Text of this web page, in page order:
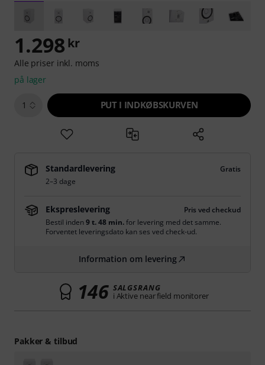
1.298 kr
Alle priser inkl. moms
på lager
1 PUT I INDKØBSKURVEN
Standardlevering
Gratis
2–3 dage
Ekspreslevering
Pris ved checkud
Bestil inden9 t. 48 min.for levering med det samme.
Forventet leveringsdato kan ses ved check-ud.
Information om levering
146 SALGSRANG
i Aktive near field monitorer
Pakker & tilbud